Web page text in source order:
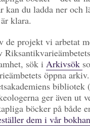
kan du ladda ner och
klara.
de projekt vi arbetat
Riksantikvarieämbetets
sök i Arkivsök
öppna
bibliotek (
ger även ut
böcker på både
dem i vår